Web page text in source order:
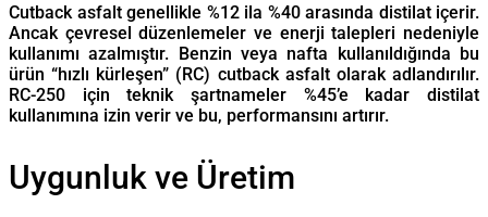
Cutback asfalt genellikle %12 ila %40 arasında distilat içerir.
Ancak çevresel düzenlemeler ve enerji talepleri nedeniyle
kullanımı azalmıştır. Benzin veya nafta kullanıldığında bu
ürün “hızlı kürleşen” (RC) cutback asfalt olarak adlandırılır.
RC-250 için teknik şartnameler %45’e kadar distilat
kullanımına izin verir ve bu, performansını artırır.
Uygunluk ve Üretim